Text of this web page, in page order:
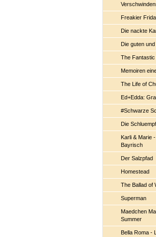
Freakier
Die nackte
Die guten
The
Memoiren
The Life of
Ed+Edda:
#Schwarze
Die
Karli & Marie
Bayrisch
Der Salzpfad
Homestead
The Ballad of
Superman
Maedchen
Summer
Bella Roma -